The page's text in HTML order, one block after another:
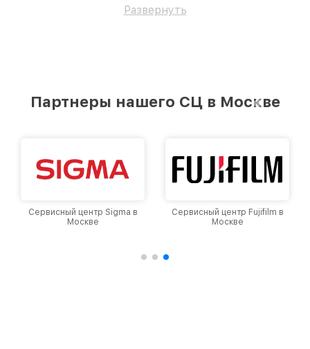
Развернуть
Партнеры нашего СЦ в Москве
Сервисный центр Fujifilm в
Москве
Сервисный центр Panasonic
в Москве